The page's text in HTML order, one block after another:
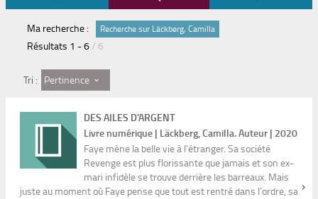
Ma recherche : Recherche sur Läckberg, Camilla
Résultats 1 -6 / 6
Tri : Pertinence
DES AILES D'ARGENT
Livre numérique | Läckberg, Camilla. Auteur | 2020
Faye mène la belle vie à l’étranger. Sa société
Revenge est plus florissante que jamais et son ex-
mari infidèle se trouve derrière les barreaux. Mais
juste au moment où Faye pense que tout est rentré dans l’ordre, sa